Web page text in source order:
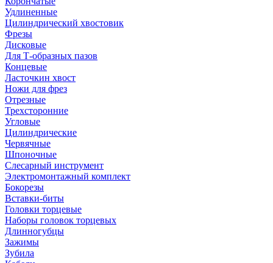
Удлиненные
Цилиндрический хвостовик
Фрезы
Дисковые
Для Т-образных пазов
Концевые
Ласточкин хвост
Ножи для фрез
Отрезные
Трехсторонние
Угловые
Цилиндрические
Червячные
Шпоночные
Слесарный инструмент
Электромонтажный комплект
Бокорезы
Вставки-биты
Головки торцевые
Наборы головок торцевых
Длинногубцы
Зажимы
Зубила